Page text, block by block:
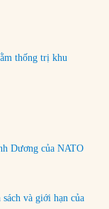
thống trị khu
Dương của NATO
và giới hạn của